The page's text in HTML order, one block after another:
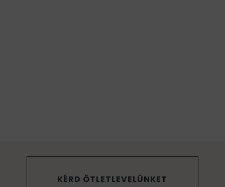
KÉRD ÖTLETLEVELÜNKET